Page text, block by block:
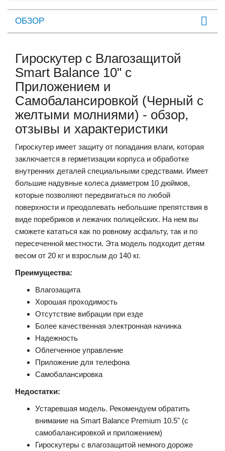
ОБЗОР
Гироскутер с Влагозащитой
Smart Balance 10" c
Приложением и
Самобалансировкой (Черный с
желтыми молниями) - обзор,
отзывы и характеристики
Гироскутер имеет защиту от попадания влаги, которая
заключается в герметизации корпуса и обработке
внутренних деталей специальными средствами. Имеет
большие надувные колеса диаметром 10 дюймов,
которые позволяют передвигаться по любой
поверхности и преодолевать небольшие препятствия в
виде поребриков и лежачих полицейских. На нем вы
сможете кататься как по ровному асфальту, так и по
пересеченной местности. Эта модель подходит детям
весом от 20 кг и взрослым до 140 кг.
Преимущества:
Влагозащита
Хорошая проходимость
Отсутствие вибрации при езде
Более качественная электронная начинка
Надежность
Облегченное управление
Приложение для телефона
Самобалансировка
Недостатки:
Устаревшая модель. Рекомендуем обратить
внимание на Smart Balance Premium 10.5" (с
самобалансировкой и приложением)
Гироскутеры с влагозащитой немного дороже